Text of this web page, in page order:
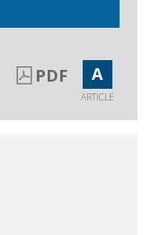
PDF A
ARTICLE